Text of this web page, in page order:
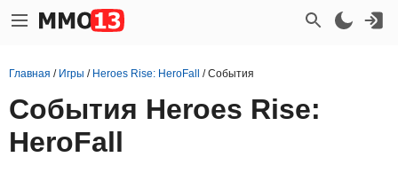
Главная / Игры / Heroes Rise: HeroFall /События
События Heroes Rise:
HeroFall